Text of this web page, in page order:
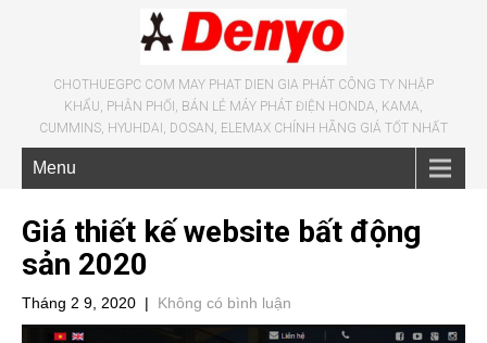
CHOTHUEGPC COM MAY PHAT DIEN GIA PHÁT CÔNG TY NHẬP
KHẨU, PHÂN PHỐI, BÁN LẺ MÁY PHÁT ĐIỆN HONDA, KAMA,
CUMMINS, HYUHDAI, DOSAN, ELEMAX CHÍNH HÃNG GIÁ TỐT NHẤT
Menu
Giá thiết kế website bất động
sản 2020
Tháng 2 9, 2020 | Không có bình luận